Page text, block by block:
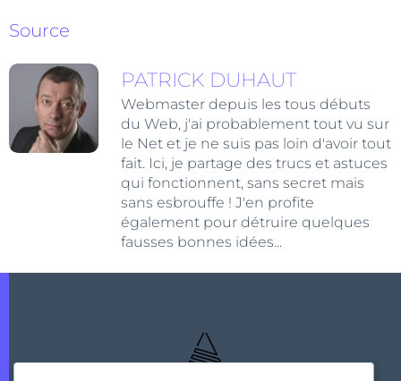
Source
PATRICK DUHAUT
Webmaster depuis les tous débuts
du Web, j'ai probablement tout vu sur
le Net et je ne suis pas loin d'avoir tout
fait. Ici, je partage des trucs et astuces
qui fonctionnent, sans secret mais
sans esbrouffe ! J'en profite
également pour détruire quelques
fausses bonnes idées...